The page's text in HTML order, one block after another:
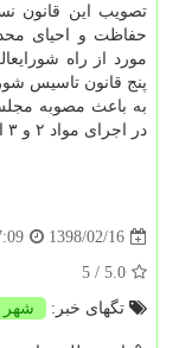
تصویب این قانون
حفاظت و احیای
مورد از راه
پنج قانون تاسیس
به باعث مصوبه
در اجرای مواد ۲ و ۳ این قانون الزامی است.
1398/02/16
5.0
/ 5
تگهای خبر:
شهر